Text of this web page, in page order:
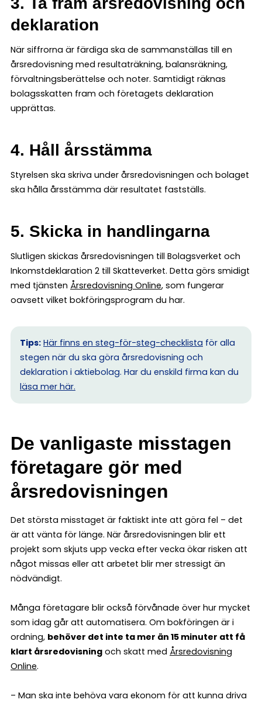
deklaration
När siffrorna är färdiga ska de sammanställas till en
årsredovisning med resultaträkning, balansräkning,
förvaltningsberättelse och noter. Samtidigt räknas
bolagsskatten fram och företagets deklaration
upprättas.
4. Håll årsstämma
Styrelsen ska skriva under årsredovisningen och bolaget
ska hålla årsstämma där resultatet fastställs.
5. Skicka in handlingarna
Slutligen skickas årsredovisningen till Bolagsverket och
Inkomstdeklaration 2 till Skatteverket. Detta görs smidigt
med tjänsten Årsredovisning Online, som fungerar
oavsett vilket bokföringsprogram du har.
Tips: Här finns en steg-för-steg-checklista för alla
stegen när du ska göra årsredovisning och
deklaration i aktiebolag. Har du enskild firma kan du
läsa mer här.
De vanligaste misstagen
företagare gör med
årsredovisningen
Det största misstaget är faktiskt inte att göra fel – det
är att vänta för länge. När årsredovisningen blir ett
projekt som skjuts upp vecka efter vecka ökar risken att
något missas eller att arbetet blir mer stressigt än
nödvändigt.
Många företagare blir också förvånade över hur mycket
som idag går att automatisera. Om bokföringen är i
ordning, behöver det inte ta mer än 15 minuter att få
klart årsredovisning och skatt med Årsredovisning
Online.
– Man ska inte behöva vara ekonom för att kunna driva